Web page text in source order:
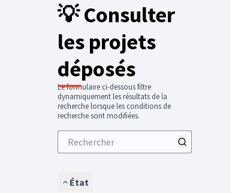
💡 Consulter
les projets
déposés
Le formulaire ci-dessous filtre
dynamiquement les résultats de la
recherche lorsque les conditions de
recherche sont modifiées.
État